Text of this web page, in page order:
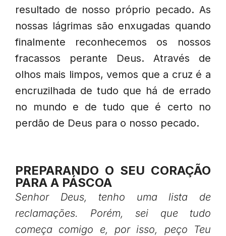
resultado de nosso próprio pecado. As
nossas lágrimas são enxugadas quando
finalmente reconhecemos os nossos
fracassos perante Deus. Através de
olhos mais limpos, vemos que a cruz é a
encruzilhada de tudo que há de errado
no mundo e de tudo que é certo no
perdão de Deus para o nosso pecado.
PREPARANDO O SEU CORAÇÃO
PARA A PÁSCOA
Senhor Deus, tenho uma lista de
reclamações. Porém, sei que tudo
começa comigo e, por isso, peço Teu